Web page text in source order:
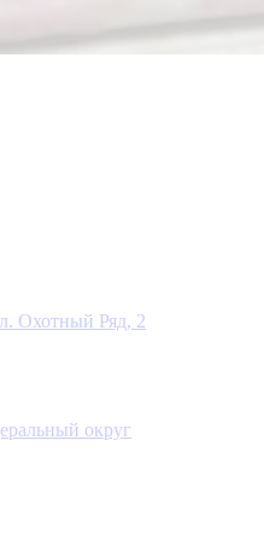
Охотный Ряд, 2
округ